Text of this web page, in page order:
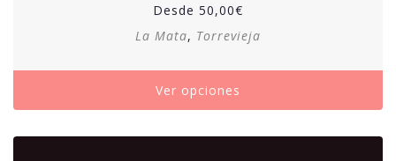
Desde 50,00€
La Mata, Torrevieja
Ver opciones